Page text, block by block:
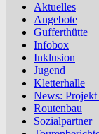
Aktuelles
Angebote
Gufferthütte
Infobox
Inklusion
Jugend
Kletterhalle
News:
Routenbau
Sozialpartner